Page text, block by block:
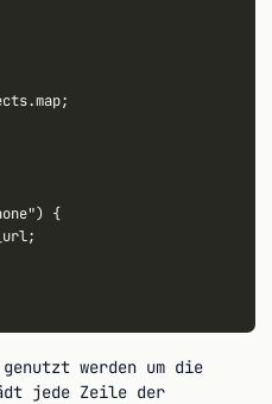
{
werden um die
jede Zeile der